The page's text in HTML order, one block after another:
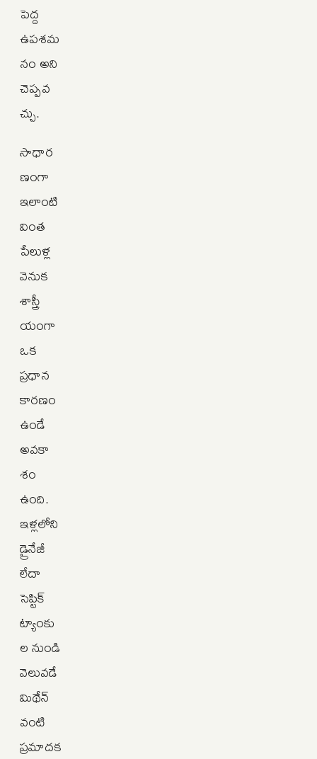
పెద్ద
ఉపశమ
నం అని
చెప్పవ
చ్చు.
సాధార
ణంగా
ఇలాంటి
వింత
పేలుళ్ల
వెనుక
శాస్త్రీ
యంగా
ఒక
ప్రధాన
కారణం
ఉండే
అవకా
శం
ఉంది.
ఇళ్లలోని
డ్రైనేజీ
లేదా
సెప్టిక్
ట్యాంకు
ల నుండి
వెలువడే
మిథేన్
వంటి
ప్రమాదక